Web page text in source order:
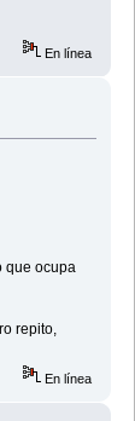
En línea
que ocupa
repito,
En línea